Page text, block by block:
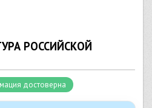
РОССИЙСКОЙ
достоверна